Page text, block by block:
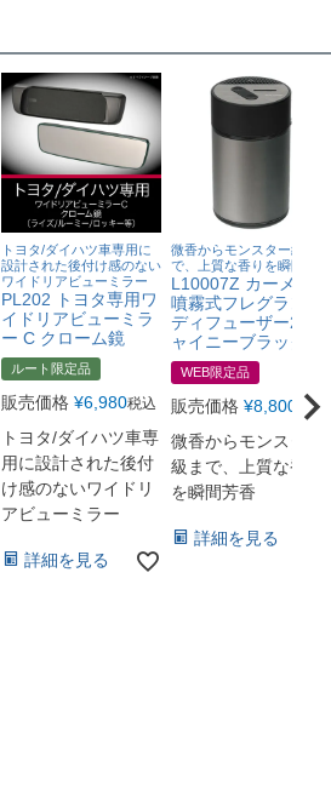
トヨタ/ダイハツ車専用に
設計された後付け感のない
ワイドリアビューミラー
PL202 トヨタ専用ワ
イドリアビューミラ
ー C クローム鏡
ルート限定品
販売価格 ¥6,980税込
トヨタ/ダイハツ車専
用に設計された後付
け感のないワイドリ
アビューミラー
詳細を見る
微香からモンスター級ま
で、上質な香りを瞬間芳香
L10007Z カーメイト
噴霧式フレグランス
ディフューザー2 シ
ャイニーブラック
WEB限定品
販売価格 ¥8,800 税込
微香からモンスター
級まで、上質な香り
を瞬間芳香
詳細を見る